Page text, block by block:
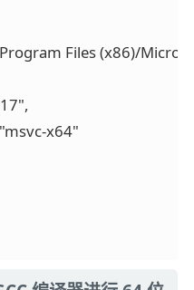
"C:/Program Files
"msvc-x64"